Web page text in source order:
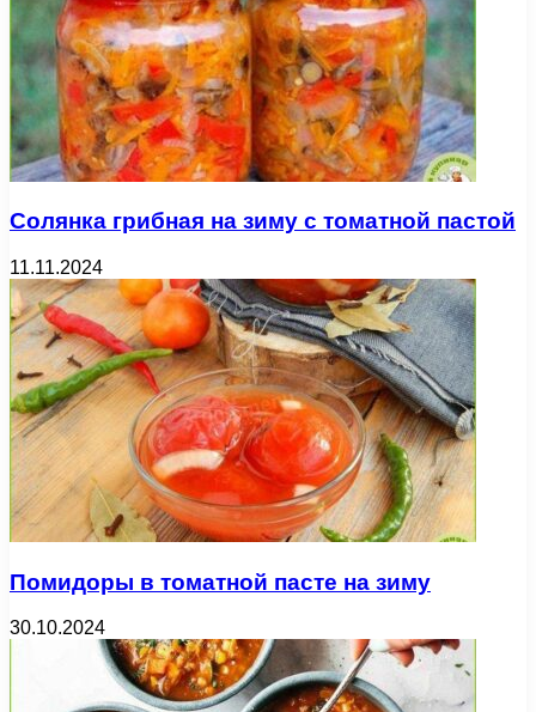
Солянка грибная на зиму с томатной пастой
11.11.2024
Помидоры в томатной пасте на зиму
30.10.2024